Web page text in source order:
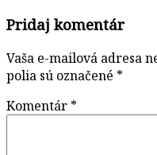
Pridaj komentár
Vaša e-mailová adresa
polia sú označené *
Komentár *